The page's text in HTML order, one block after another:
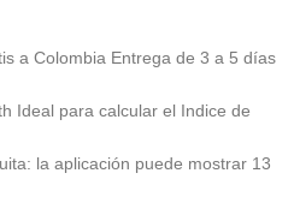
a Colombia Entrega de 3 a 5 días
Ideal para calcular el Indice de
la aplicación puede mostrar 13